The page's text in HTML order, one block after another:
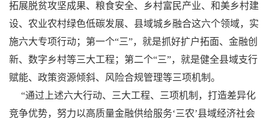
拓展脱贫攻坚成果、粮食安全、乡村富民产业、和美乡村建
设、农业农村绿色低碳发展、县域城乡融合这六个领域，实
施六大专项行动；第一个“三”，就是抓好扩户拓面、金融创
新、数字乡村等三大工程；第二个“三”，就是健全县域支行
赋能、政策资源倾斜、风险合规管理等三项机制。
“通过上述六大行动、三大工程、三项机制，打造差异化
竞争优势，努力以高质量金融供给服务‘三农’县域经济社会